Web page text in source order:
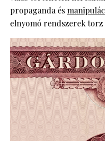
propaganda és
elnyomó rendszerek